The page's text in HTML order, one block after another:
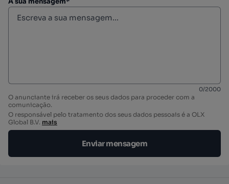
0/2000
O anunciante irá receber os seus dados para proceder com a
comunicação.
O responsável pelo tratamento dos seus dados pessoais é a OLX
Global B.V. mais
Enviar mensagem